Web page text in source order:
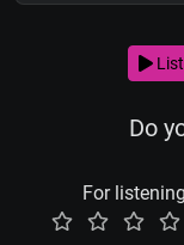
Do
For listening